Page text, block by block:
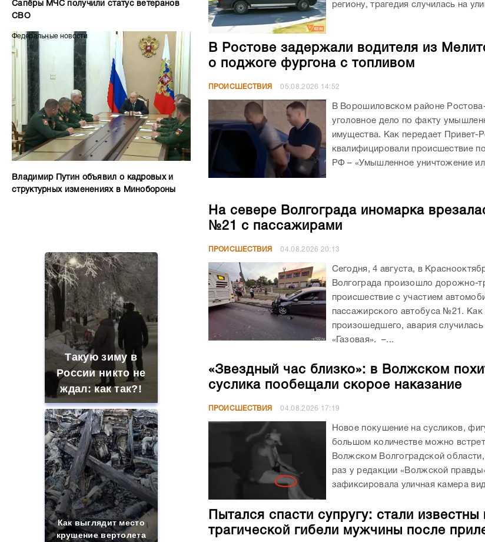
Сапёры МЧС получили статус ветеранов
СВО
Федеральные новости
Владимир Путин объявил о кадровых и
структурных изменениях в Минобороны
Такую зиму в
России никто не
ждал: как так?!
Как выглядит место
крушение вертолета
региону, трагедия случилась на
В Ростове задержали водителя из
о поджоге фургона с топливом
ПРОИСШЕСТВИЯ 05.08.2026 14:52
В Ворошиловском районе
уголовное дело по факту
имущества. Как передает Привет-
квалифицировали происшествие
РФ – «Умышленное уничтожение
На севере Волгограда иномарка
№21 с пассажирами
ПРОИСШЕСТВИЯ 04.08.2026 20:13
Сегодня, 4 августа, в
Волгограда произошло дорожно-
происшествие с участием
пассажирского автобуса №21.
произошедшего, авария случилась
«Газовая». –...
«Звездный час близко»: в Волжском
суслика пообещали скорое наказание
ПРОИСШЕСТВИЯ 04.08.2026 17:19
Новое покушение на сусликов,
большом количестве можно
Волжском Волгоградской
раз у редакции «Волжской
зафиксировала уличная камера
Пытался спасти супругу: стали
трагической гибели мужчины после